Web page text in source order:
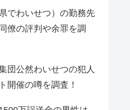
でわいせつ）の勤務先
僚の評判や余罪を調
団公然わいせつの犯人
開催の噂を調査！